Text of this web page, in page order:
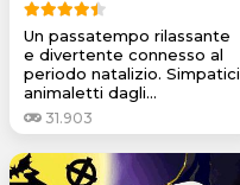
Un passatempo rilassante
e divertente connesso al
periodo natalizio. Simpatici
animaletti dagli...
31.903